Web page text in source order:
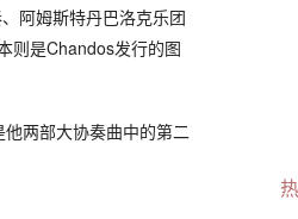
阿姆斯特丹巴洛克乐团
则是Chandos发行的图
两部大协奏曲中的第二